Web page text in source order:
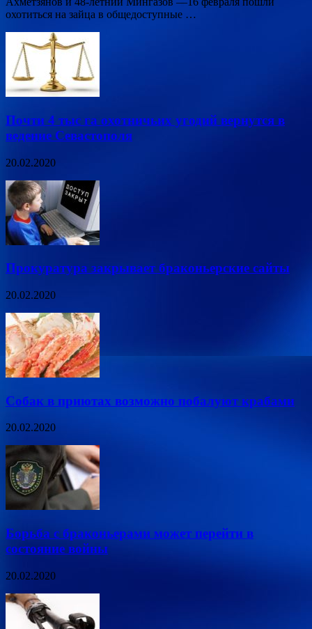
охотиться на зайца в общедоступные …
Почти 4 тыс га охотничьих угодий вернутся в
ведение Севастополя
20.02.2020
Прокуратура закрывает браконьерские сайты
20.02.2020
Собак в приютах возможно побалуют крабами
20.02.2020
Борьба с браконьерами может перейти в
состояние войны
20.02.2020